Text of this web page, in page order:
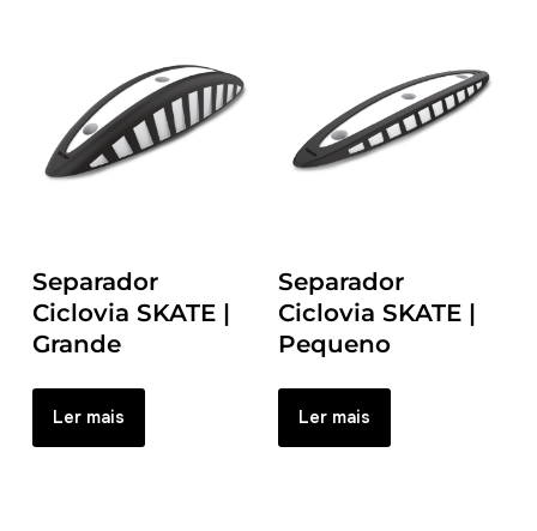
Separador
Ciclovia SKATE |
Grande
Ler mais
Separador
Ciclovia SKATE |
Pequeno
Ler mais